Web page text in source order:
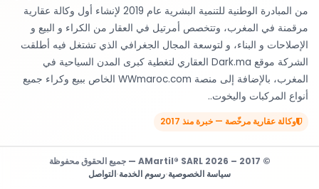
من المبادرة الوطنية للتنمية البشرية عام 2019 لإنشاء أول وكالة عقارية
مرقمنة في المغرب، وتتخصص أمرتيل في العقار من الكراء و البيع و
الإصلاحات و البناء، و لتوسعة المجال الجغرافي الذي تشتغل فيه أطلقت
الشركة موقع Dark.ma العقاري لتغطية كبرى المدن السياحية في
المغرب، بالإضافة إلى منصة WWmaroc.com الخاص ببيع وكراء جميع
أنواع المركبات واليخوت..
وكالة عقارية مرخّصة — خبرة منذ 2017
© 2017 – 2026 AMartil® SARL — جميع الحقوق محفوظة
سياسة الخصوصية·رسوم الخدمة·التواصل